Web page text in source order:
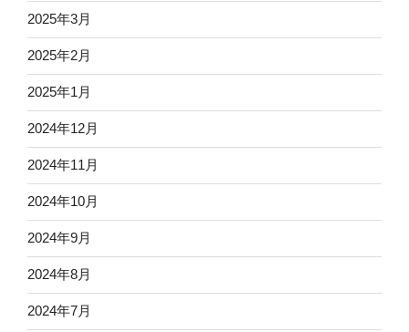
2025年3月
2025年2月
2025年1月
2024年12月
2024年11月
2024年10月
2024年9月
2024年8月
2024年7月